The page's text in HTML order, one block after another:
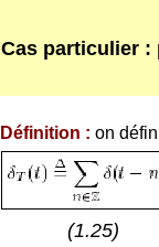
Cas particulier :
Définition : on
(1.25)